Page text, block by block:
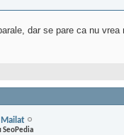
dar se pare ca nu
Mailat
SeoPedia